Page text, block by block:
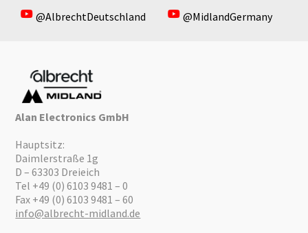
@AlbrechtDeutschland
@MidlandGermany
Alan Electronics GmbH
Hauptsitz:
Daimlerstraße 1g
D – 63303 Dreieich
Tel +49 (0) 6103 9481 – 0
Fax +49 (0) 6103 9481 – 60
info@albrecht-midland.de